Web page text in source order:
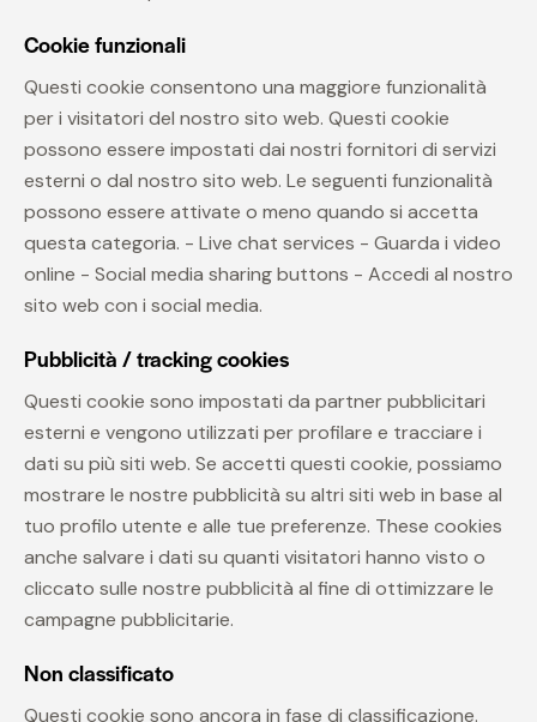
Cookie funzionali
Questi cookie consentono una maggiore funzionalità
per i visitatori del nostro sito web. Questi cookie
possono essere impostati dai nostri fornitori di servizi
esterni o dal nostro sito web. Le seguenti funzionalità
possono essere attivate o meno quando si accetta
questa categoria. - Live chat services - Guarda i video
online - Social media sharing buttons - Accedi al nostro
sito web con i social media.
Pubblicità / tracking cookies
Questi cookie sono impostati da partner pubblicitari
esterni e vengono utilizzati per profilare e tracciare i
dati su più siti web. Se accetti questi cookie, possiamo
mostrare le nostre pubblicità su altri siti web in base al
tuo profilo utente e alle tue preferenze. These cookies
anche salvare i dati su quanti visitatori hanno visto o
cliccato sulle nostre pubblicità al fine di ottimizzare le
campagne pubblicitarie.
Non classificato
Questi cookie sono ancora in fase di classificazione.